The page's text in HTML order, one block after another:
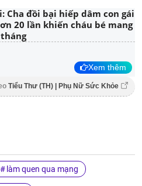
Cha đồi bại hiếp dâm con gái
20 lần khiến cháu bé mang
Xem thêm
Tiểu Thư (TH) | Phụ Nữ Sức Khỏe
làm quen qua mạng